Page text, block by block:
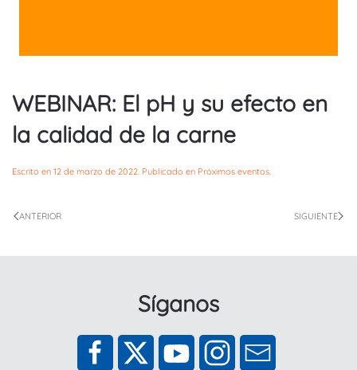
WEBINAR: El pH y su efecto en
la calidad de la carne
Escrito en 12 de marzo de 2022 . Publicado en Próximos eventos
ANTERIOR SIGUIENTE
Síganos